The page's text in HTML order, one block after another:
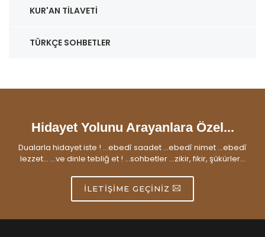
KUR'AN TILAVETI
TÜRKÇE SOHBETLER
Hidayet Yolunu Arayanlara Özel...
Dualarla hidayet iste ! ...ebedî saadet ...ebedî nimet ...ebedî
lezzet... ...ve dinle tebliğ et ! ...sohbetler ...zikir, fikir, şükürler...
İLETIŞIME GEÇINIZ